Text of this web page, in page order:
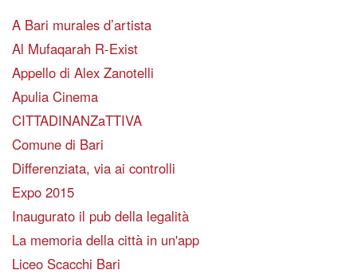
A Bari murales d’artista
Al Mufaqarah R-Exist
Appello di Alex Zanotelli
Apulia Cinema
CITTADINANZaTTIVA
Comune di Bari
Differenziata, via ai controlli
Expo 2015
Inaugurato il pub della legalità
La memoria della città in un'app
Liceo Scacchi Bari